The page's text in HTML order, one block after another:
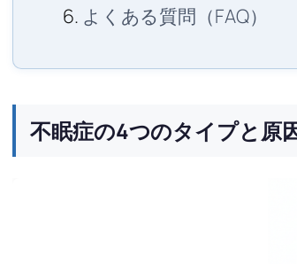
よくある質問（FAQ）
不眠症の4つのタイプと原